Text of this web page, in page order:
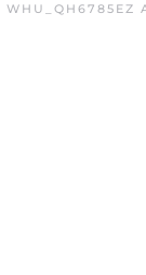
WHU_QH6785EZ